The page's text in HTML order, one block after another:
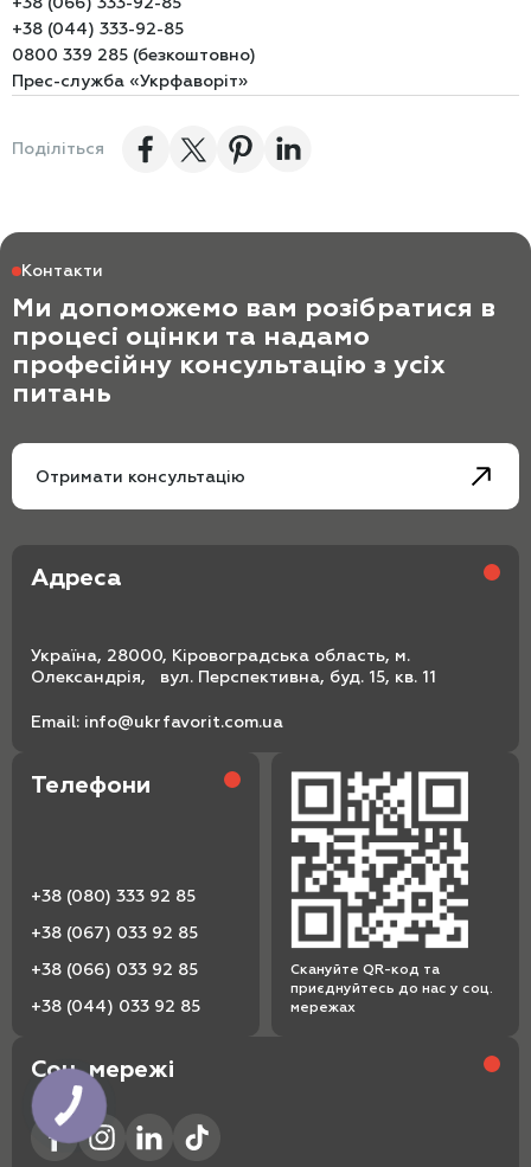
+38 (044) 333-92-85
0800 339 285 (безкоштовно)
Прес-служба «Укрфаворіт»
Поділіться
Контакти
Ми допоможемо вам розібратися в
процесі оцінки та надамо
професійну консультацію з усіх
питань
Отримати консультацію
Адреса
Україна, 28000, Кіровоградська область, м.
Олександрія, вул. Перспективна, буд. 15, кв. 11
Email: info@ukrfavorit.com.ua
Телефони
+38 (080) 333 92 85
+38 (067) 033 92 85
+38 (066) 033 92 85
+38 (044) 033 92 85
Соц. мережі
Скануйте QR-код та
приєднуйтесь до нас у соц.
мережах